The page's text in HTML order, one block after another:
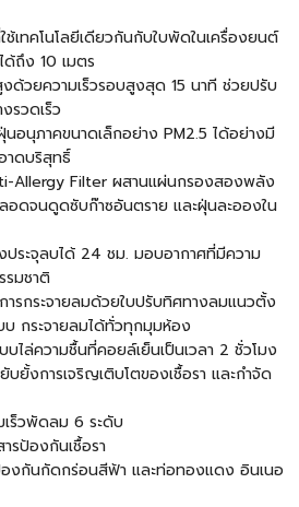
ช้เทคโนโลยีเดียวกันกับใบพัดในเครื่องยนต์
ด้ถึง 10 เมตร
ด้วยความเร็วรอบสูงสุด 15 นาที ช่วยปรับ
รวดเร็ว
อนุภาคขนาดเล็กอย่าง PM2.5 ได้อย่างมี
าดบริสุทธิ์
Allergy Filter ผสานแผ่นกรองสองพลัง
ดจนดูดซับก๊าซอันตราย และฝุ่นละอองใน
ระจุลบได้ 24 ชม. มอบอากาศที่มีความ
รมชาติ
รกระจายลมด้วยใบปรับทิศทางลมแนวตั้ง
กระจายลมได้ทั่วทุกมุมห้อง
ไล่ความชื้นที่คอยล์เย็นเป็นเวลา 2 ชั่วโมง
ยั้งการเจริญเติบโตของเชื้อรา และกำจัด
เร็วพัดลม 6 ระดับ
รป้องกันเชื้อรา
งกันกัดกร่อนสีฟ้า และท่อทองแดง อินเนอ